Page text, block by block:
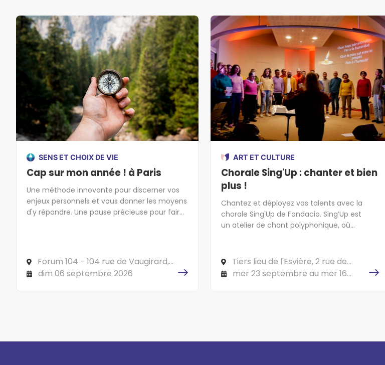
SENS ET CHOIX DE VIE
Cap sur mon année ! à Paris
Une méthode innovante pour discerner vos
enjeux personnels et vous donner les moyens
d'y répondre. Une pause précieuse pour faire
Forum 104 - 104 rue de Vaugirard,
75006 PARIS
dim 06 septembre 2026
ART ET CULTURE
Chorale Sing'Up : chanter et bien
plus !
Chantez et déployez vos talents avec la
chorale Sing'Up de Fondacio. Sing’Up est
un atelier de chant polyphonique, où
d’atteindre une complémentarité vocale
pour que le chant sonne harmonieusement.
Tiers lieu de l'Esvière, 2 rue de
l'Esvière, 49000 ANGERS
mer 23 septembre au mer 16